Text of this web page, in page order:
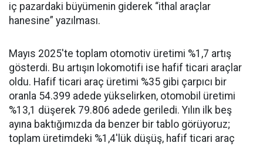
iç pazardaki büyümenin giderek “ithal araçlar
hanesine” yazılması.
Mayıs 2025'te toplam otomotiv üretimi %1,7 artış
gösterdi. Bu artışın lokomotifi ise hafif ticari araçlar
oldu. Hafif ticari araç üretimi %35 gibi çarpıcı bir
oranla 54.399 adede yükselirken, otomobil üretimi
%13,1 düşerek 79.806 adede geriledi. Yılın ilk beş
ayına baktığımızda da benzer bir tablo görüyoruz;
toplam üretimdeki %1,4'lük düşüş, hafif ticari araç